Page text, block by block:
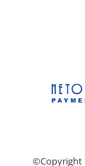
Calculatoare
Distrugatoare
Cosuri de
Scaune,
©Copyright